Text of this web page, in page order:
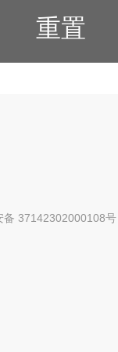
重置
备 37142302000108号